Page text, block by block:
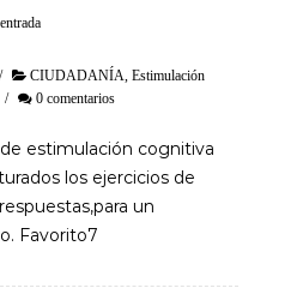
/ CIUDADANÍA Estimulación
/ 0 comentarios
estimulación cognitiva
los ejercicios de
un
Favorito7